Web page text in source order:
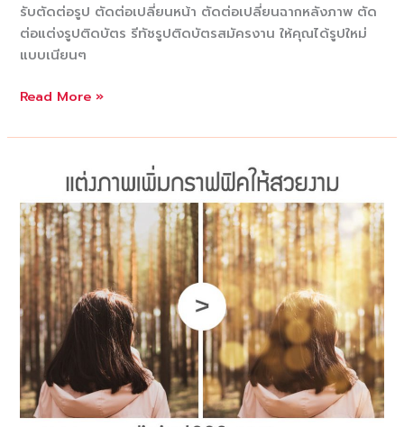
รับตัดต่อรูป ตัดต่อเปลี่ยนหน้า ตัดต่อเปลี่ยนฉากหลังภาพ ตัด
ต่อแต่งรูปติดบัตร รีทัชรูปติดบัตรสมัครงาน ให้คุณได้รูปใหม่
แบบเนียนๆ
รับ
ต่อ
ต่อ
เปลี่ยน
หน้า
ตัด
ต่อ
เปลี่ยน
ฉาก
หลัง
ภาพ
ตัด
ต่อ
Read More »